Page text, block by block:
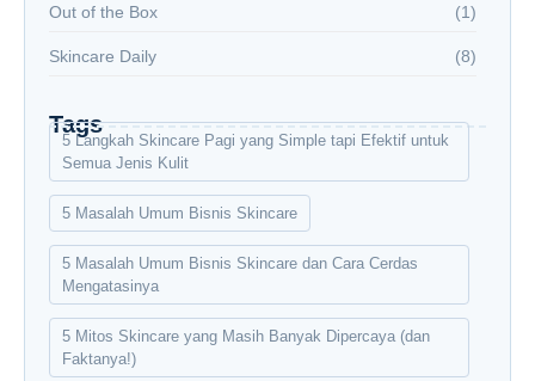
Out of the Box (1)
Skincare Daily (8)
Tags
5 Langkah Skincare Pagi yang Simple tapi Efektif untuk
Semua Jenis Kulit
5 Masalah Umum Bisnis Skincare
5 Masalah Umum Bisnis Skincare dan Cara Cerdas
Mengatasinya
5 Mitos Skincare yang Masih Banyak Dipercaya (dan
Faktanya!)